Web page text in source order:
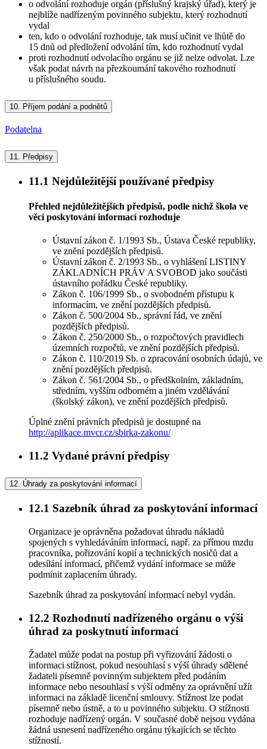
o odvolání rozhoduje orgán (příslušný krajský úřad), který je
nejblíže nadřízeným povinného subjektu, který rozhodnutí
vydal
ten, kdo o odvolání rozhoduje, tak musí učinit ve lhůtě do
15 dnů od předložení odvolání tím, kdo rozhodnutí vydal
proti rozhodnutí odvolacího orgánu se již nelze odvolat. Lze
však podat návrh na přezkoumání takového rozhodnutí
u příslušného soudu.
10. Příjem podání a podnětů
Podatelna
11. Předpisy
11.1 Nejdůležitější používané předpisy
Přehled nejdůležitějších předpisů, podle nichž škola ve
věci poskytování informací rozhoduje
Ústavní zákon č. 1/1993 Sb., Ústava České republiky,
ve znění pozdějších předpisů.
Ústavní zákon č. 2/1993 Sb., o vyhlášení LISTINY
ZÁKLADNÍCH PRÁV A SVOBOD jako součásti
ústavního pořádku České republiky.
Zákon č. 106/1999 Sb., o svobodném přístupu k
informacím, ve znění pozdějších předpisů.
Zákon č. 500/2004 Sb., správní řád, ve znění
pozdějších předpisů.
Zákon č. 250/2000 Sb., o rozpočtových pravidlech
územních rozpočtů, ve znění pozdějších předpisů.
Zákon č. 110/2019 Sb. o zpracování osobních údajů, ve
znění pozdějších předpisů.
Zákon č. 561/2004 Sb., o předškolním, základním,
středním, vyšším odborném a jiném vzdělávání
(školský zákon), ve znění pozdějších předpisů.
Úplné znění právních předpisů je dostupné na
http://aplikace.mvcr.cz/sbirka-zakonu/
11.2 Vydané právní předpisy
12. Úhrady za poskytování informací
12.1 Sazebník úhrad za poskytování informací
Organizace je oprávněna požadovat úhradu nákladů
spojených s vyhledáváním informací, např. za přímou mzdu
pracovníka, pořizování kopií a technických nosičů dat a
odesílání informací, přičemž vydání informace se může
podmínit zaplacením úhrady.
Sazebník úhrad za poskytování informací nebyl vydán.
12.2 Rozhodnutí nadřízeného orgánu o výši
úhrad za poskytnutí informací
Žadatel může podat na postup při vyřizování žádosti o
informaci stížnost, pokud nesouhlasí s výší úhrady sdělené
žadateli písemně povinným subjektem před podáním
informace nebo nesouhlasí s výší odměny za oprávnění užít
informaci na základě licenční smlouvy. Stížnost lze podat
písemně nebo ústně, a to u povinného subjektu. O stížnosti
rozhoduje nadřízený orgán. V současné době nejsou vydána
žádná usnesení nadřízeného orgánu týkajících se těchto
stížností.